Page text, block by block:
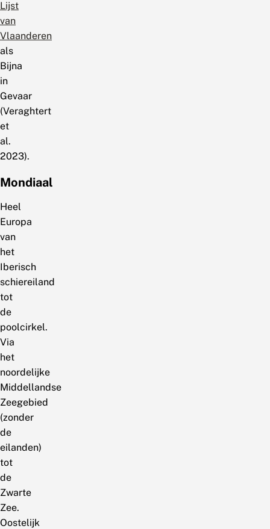
Lijst
van
Vlaanderen
als
Bijna
in
Gevaar
(Veraghtert
et
al.
2023).
Mondiaal
Heel
Europa
van
het
Iberisch
schiereiland
tot
de
poolcirkel.
Via
het
noordelijke
Middellandse
Zeegebied
(zonder
de
eilanden)
tot
de
Zwarte
Zee.
Oostelijk